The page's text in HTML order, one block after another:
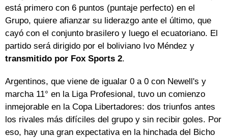
está primero con 6 puntos (puntaje perfecto) en el
Grupo, quiere afianzar su liderazgo ante el último, que
cayó con el conjunto brasilero y luego el ecuatoriano. El
partido será dirigido por el boliviano Ivo Méndez y
transmitido por Fox Sports 2.
Argentinos, que viene de igualar 0 a 0 con Newell's y
marcha 11° en la Liga Profesional, tuvo un comienzo
inmejorable en la Copa Libertadores: dos triunfos antes
los rivales más difíciles del grupo y sin recibir goles. Por
eso, hay una gran expectativa en la hinchada del Bicho